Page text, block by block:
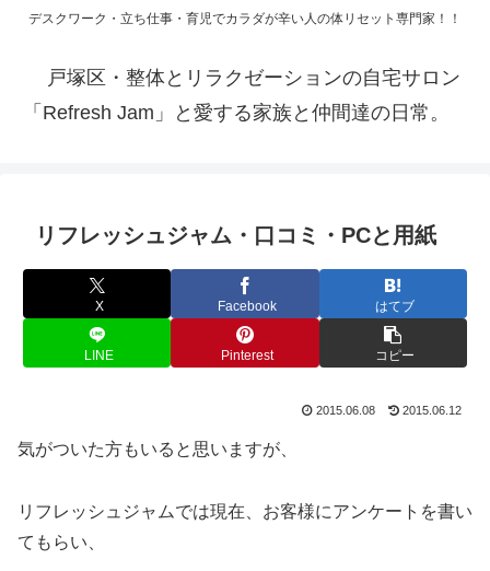
デスクワーク・立ち仕事・育児でカラダが辛い人の体リセット専門家！！
戸塚区・整体とリラクゼーションの自宅サロン
「Refresh Jam」と愛する家族と仲間達の日常。
リフレッシュジャム・口コミ・PCと用紙
X Facebook はてブ
LINE Pinterest コピー
2015.06.08 2015.06.12
気がついた方もいると思いますが、
リフレッシュジャムでは現在、お客様にアンケートを書い
てもらい、